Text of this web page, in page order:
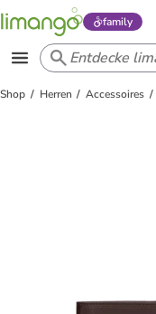
family
Shop Herren Accessoires